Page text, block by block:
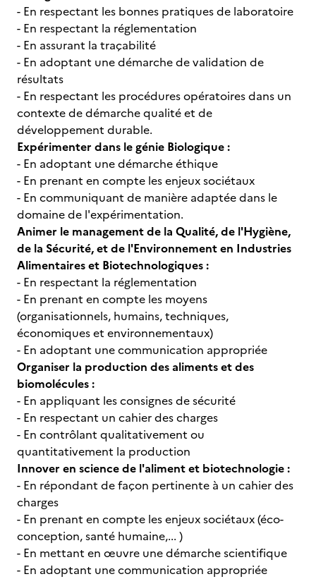
- En respectant les bonnes pratiques de laboratoire
- En respectant la réglementation
- En assurant la traçabilité
- En adoptant une démarche de validation de
résultats
- En respectant les procédures opératoires dans un
contexte de démarche qualité et de
développement durable.
Expérimenter dans le génie Biologique :
- En adoptant une démarche éthique
- En prenant en compte les enjeux sociétaux
- En communiquant de manière adaptée dans le
domaine de l'expérimentation.
Animer le management de la Qualité, de l'Hygiène,
de la Sécurité, et de l'Environnement en Industries
Alimentaires et Biotechnologiques :
- En respectant la réglementation
- En prenant en compte les moyens
(organisationnels, humains, techniques,
économiques et environnementaux)
- En adoptant une communication appropriée
Organiser la production des aliments et des
biomolécules :
- En appliquant les consignes de sécurité
- En respectant un cahier des charges
- En contrôlant qualitativement ou
quantitativement la production
Innover en science de l'aliment et biotechnologie :
- En répondant de façon pertinente à un cahier des
charges
- En prenant en compte les enjeux sociétaux (éco-
conception, santé humaine,... )
- En mettant en œuvre une démarche scientifique
- En adoptant une communication appropriée